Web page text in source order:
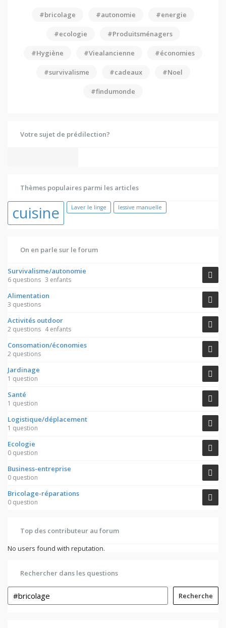
#bricolage #autonomie #energie
#ecologie #Produitsménagers
#Hygiène #Viealancienne #économies
#survivalisme #cadeaux #Noel
#findumonde
Votre sujet de prédilection?
Thèmes populaires parmi les articles
cuisine Laver le linge lessive manuelle
On en parle sur le forum
Survivalisme/autonomie
6 questions 3 enfants
Alimentation
3 questions
Activités outdoor
2 questions 4 enfants
Consomation/économies
2 questions
Jardinage
1 question
Santé
1 question
Logistique/déplacement
1 question
Ecologie
0 question
Business-entreprise
0 question
Bricolage-réparations
0 question
Top des contributeur au forum
No users found with reputation.
Rechercher dans les questions
Recherche